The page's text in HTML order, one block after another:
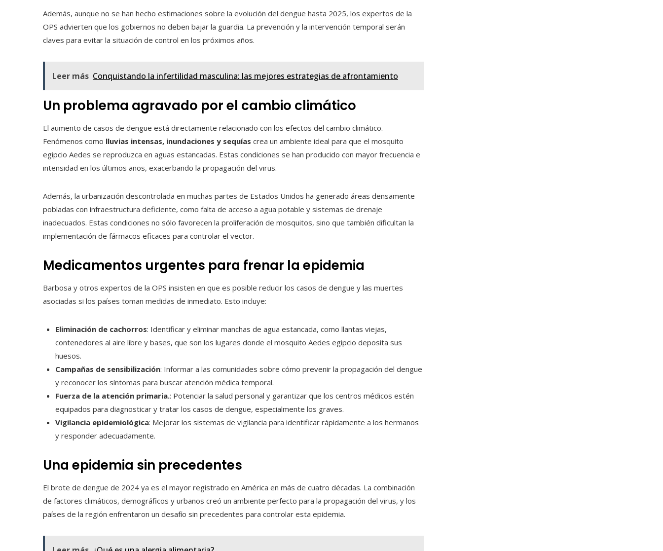
Además, aunque no se han hecho estimaciones sobre la evolución del dengue hasta 2025, los expertos de la
OPS advierten que los gobiernos no deben bajar la guardia. La prevención y la intervención temporal serán
claves para evitar la situación de control en los próximos años.
Leer más Conquistando la infertilidad masculina: las mejores estrategias de afrontamiento
Un problema agravado por el cambio climático
El aumento de casos de dengue está directamente relacionado con los efectos del cambio climático.
Fenómenos como lluvias intensas, inundaciones y sequías crea un ambiente ideal para que el mosquito
egipcio Aedes se reproduzca en aguas estancadas. Estas condiciones se han producido con mayor frecuencia e
intensidad en los últimos años, exacerbando la propagación del virus.
Además, la urbanización descontrolada en muchas partes de Estados Unidos ha generado áreas densamente
pobladas con infraestructura deficiente, como falta de acceso a agua potable y sistemas de drenaje
inadecuados. Estas condiciones no sólo favorecen la proliferación de mosquitos, sino que también dificultan la
implementación de fármacos eficaces para controlar el vector.
Medicamentos urgentes para frenar la epidemia
Barbosa y otros expertos de la OPS insisten en que es posible reducir los casos de dengue y las muertes
asociadas si los países toman medidas de inmediato. Esto incluye:
Eliminación de cachorros: Identificar y eliminar manchas de agua estancada, como llantas viejas,
contenedores al aire libre y bases, que son los lugares donde el mosquito Aedes egipcio deposita sus
huesos.
Campañas de sensibilización: Informar a las comunidades sobre cómo prevenir la propagación del dengue
y reconocer los síntomas para buscar atención médica temporal.
Fuerza de la atención primaria.: Potenciar la salud personal y garantizar que los centros médicos estén
equipados para diagnosticar y tratar los casos de dengue, especialmente los graves.
Vigilancia epidemiológica: Mejorar los sistemas de vigilancia para identificar rápidamente a los hermanos
y responder adecuadamente.
Una epidemia sin precedentes
El brote de dengue de 2024 ya es el mayor registrado en América en más de cuatro décadas. La combinación
de factores climáticos, demográficos y urbanos creó un ambiente perfecto para la propagación del virus, y los
países de la región enfrentaron un desafío sin precedentes para controlar esta epidemia.